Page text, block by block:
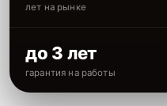
лет на рынке
до 3 лет
гарантия на работы